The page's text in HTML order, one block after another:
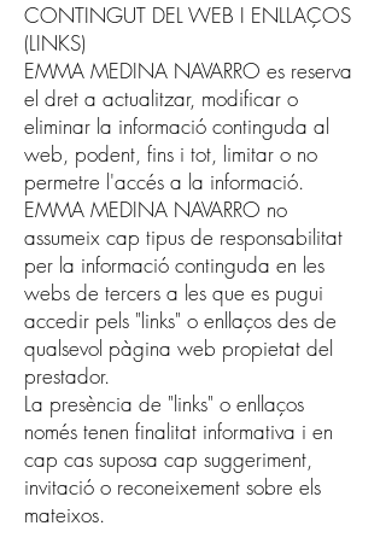
CONTINGUT DEL WEB I ENLLAÇOS
(LINKS)
EMMA MEDINA NAVARRO es reserva
el dret a actualitzar, modificar o
eliminar la informació continguda al
web, podent, fins i tot, limitar o no
permetre l'accés a la informació.
EMMA MEDINA NAVARRO no
assumeix cap tipus de responsabilitat
per la informació continguda en les
webs de tercers a les que es pugui
accedir pels "links" o enllaços des de
qualsevol pàgina web propietat del
prestador.
La presència de "links" o enllaços
només tenen finalitat informativa i en
cap cas suposa cap suggeriment,
invitació o reconeixement sobre els
mateixos.